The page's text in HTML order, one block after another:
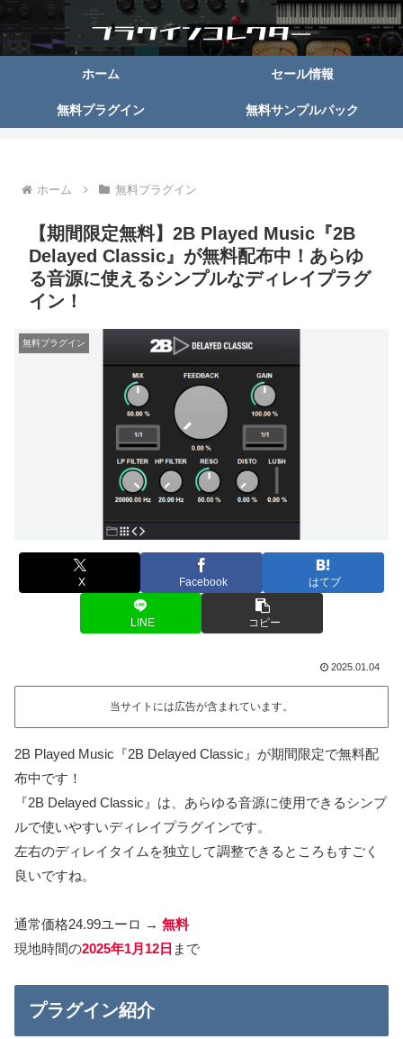
ホーム セール情報
無料プラグイン 無料サンプルパック
ホーム 無料プラグイン
【期間限定無料】2B Played Music『2B
Delayed Classic』が無料配布中！あらゆ
る音源に使えるシンプルなディレイプラグ
イン！
無料プラグイン
X Facebook はてブ
LINE コピー
2025.01.04
当サイトには広告が含まれています。
2B Played Music『2B Delayed Classic』が期間限定で無料配
布中です！
『2B Delayed Classic』は、あらゆる音源に使用できるシンプ
ルで使いやすいディレイプラグインです。
左右のディレイタイムを独立して調整できるところもすごく
良いですね。
通常価格24.99ユーロ → 無料
現地時間の2025年1月12日 まで
プラグイン紹介